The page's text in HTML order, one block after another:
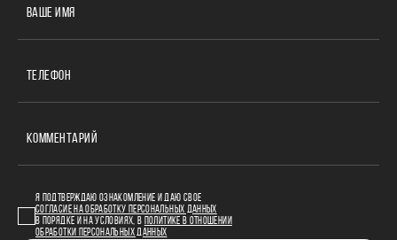
ВАШЕ ИМЯ
ТЕЛЕФОН
КОММЕНТАРИЙ
Я ПОДТВЕРЖДАЮ ОЗНАКОМЛЕНИЕ И ДАЮ СВОЕ
СОГЛАСИЕ НА ОБРАБОТКУ ПЕРСОНАЛЬНЫХ ДАННЫХ
В ПОРЯДКЕ И НА УСЛОВИЯХ, В
ПОЛИТИКЕ В ОТНОШЕНИИ
ОБРАБОТКИ ПЕРСОНАЛЬНЫХ ДАННЫХ